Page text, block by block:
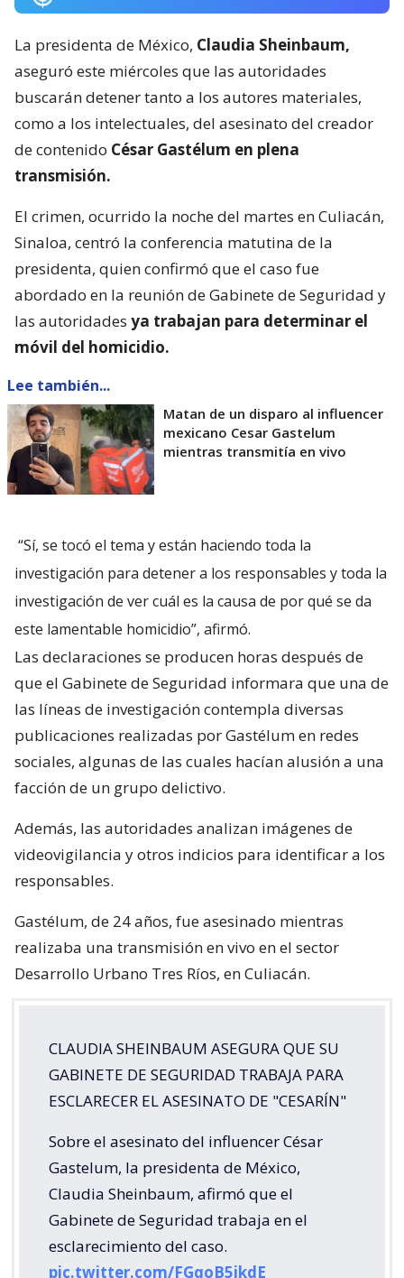
La presidenta de México, Claudia Sheinbaum,
aseguró este miércoles que las autoridades
buscarán detener tanto a los autores materiales,
como a los intelectuales, del asesinato del creador
de contenido César Gastélum en plena
transmisión.
El crimen, ocurrido la noche del martes en Culiacán,
Sinaloa, centró la conferencia matutina de la
presidenta, quien confirmó que el caso fue
abordado en la reunión de Gabinete de Seguridad y
las autoridades ya trabajan para determinar el
móvil del homicidio.
Lee también...
Matan de un disparo al influencer
mexicano Cesar Gastelum
mientras transmitía en vivo
“Sí, se tocó el tema y están haciendo toda la
investigación para detener a los responsables y toda la
investigación de ver cuál es la causa de por qué se da
este lamentable homicidio”, afirmó.
Las declaraciones se producen horas después de
que el Gabinete de Seguridad informara que una de
las líneas de investigación contempla diversas
publicaciones realizadas por Gastélum en redes
sociales, algunas de las cuales hacían alusión a una
facción de un grupo delictivo.
Además, las autoridades analizan imágenes de
videovigilancia y otros indicios para identificar a los
responsables.
Gastélum, de 24 años, fue asesinado mientras
realizaba una transmisión en vivo en el sector
Desarrollo Urbano Tres Ríos, en Culiacán.
CLAUDIA SHEINBAUM ASEGURA QUE SU
GABINETE DE SEGURIDAD TRABAJA PARA
ESCLARECER EL ASESINATO DE "CESARÍN"
Sobre el asesinato del influencer César
Gastelum, la presidenta de México,
Claudia Sheinbaum, afirmó que el
Gabinete de Seguridad trabaja en el
esclarecimiento del caso.
pic.twitter.com/FGqoB5ikdE